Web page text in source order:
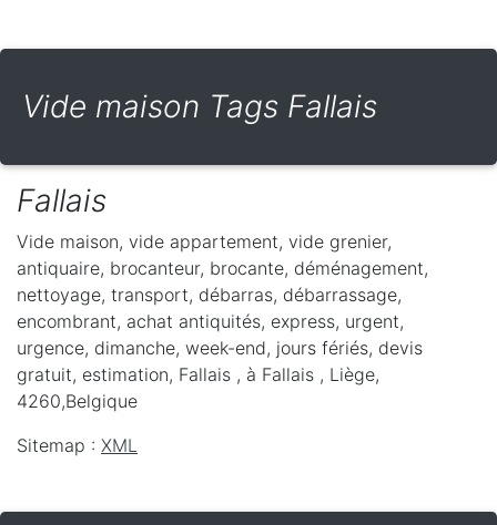
Vide maison Tags Fallais
Fallais
Vide maison, vide appartement, vide grenier,
antiquaire, brocanteur, brocante, déménagement,
nettoyage, transport, débarras, débarrassage,
encombrant, achat antiquités, express, urgent,
urgence, dimanche, week-end, jours fériés, devis
gratuit, estimation, Fallais , à Fallais , Liège,
4260,Belgique
Sitemap : XML